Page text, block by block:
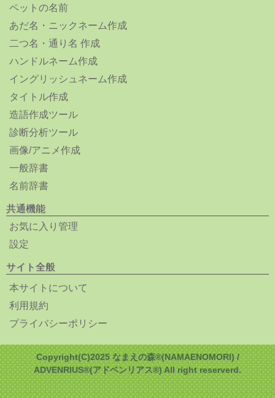
ペットの名前
あだ名・ニックネーム作成
二つ名・通り名 作成
ハンドルネーム作成
イングリッシュネーム作成
タイトル作成
造語作成ツール
診断分析ツール
画像/アニメ作成
一般辞書
名前辞書
共通機能
お気に入り管理
設定
サイト全般
本サイトについて
利用規約
プライバシーポリシー
Copyright(C)2025 なまえの森®(NAMAENOMORI) /
ADVENRIUS®(アドベンリアス®) All right reserverd.